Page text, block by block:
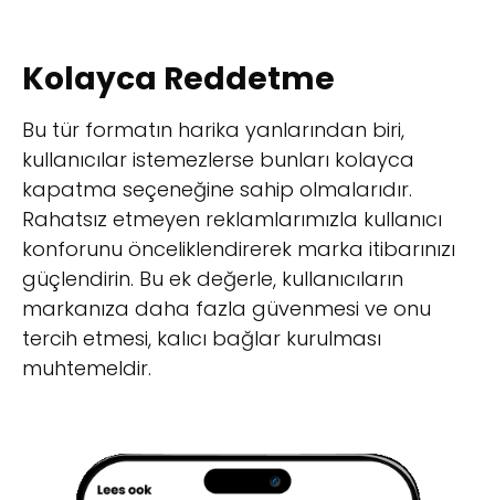
Kolayca Reddetme
Bu tür formatın harika yanlarından biri,
kullanıcılar istemezlerse bunları kolayca
kapatma seçeneğine sahip olmalarıdır.
Rahatsız etmeyen reklamlarımızla kullanıcı
konforunu önceliklendirerek marka itibarınızı
güçlendirin. Bu ek değerle, kullanıcıların
markanıza daha fazla güvenmesi ve onu
tercih etmesi, kalıcı bağlar kurulması
muhtemeldir.